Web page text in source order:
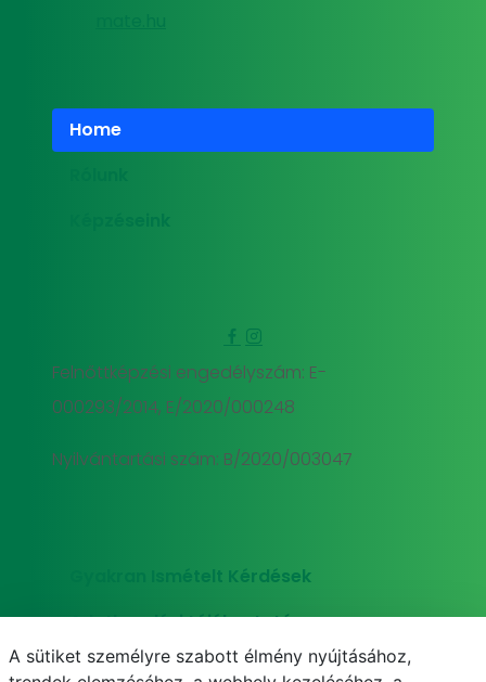
Home
Felnőttképzési engedélyszám: E-
000293/2014, E/2020/000248
Nyilvántartási szám: B/2020/003047
Gyakran Ismételt Kérdések
Adatkezelési tájékoztató
Süti (cookie) tájékoztató
A sütiket személyre szabott élmény nyújtásához,